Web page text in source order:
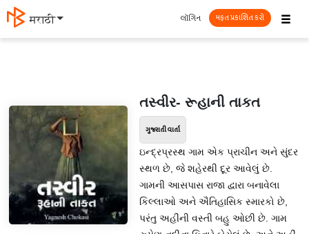
मराठी ☰
લૉગિન મફત પ્રકાશિત કરો
તસ્વીર- રૂહાની તાકત
ગુજરાતી વાર્તા
ઇન્દ્રપ્રસ્થ ગામ એક પ્રાચીન અને સુંદર
સ્થળ છે, જે શહેરથી દૂર આવેલું છે.
ગામની આસપાસ રાજા દ્વારા બનાવેલા
કિલ્લાઓ અને ઐતિહાસિક સ્મારકો છે,
પરંતુ અહીંની વસ્તી બહુ ઓછી છે. ગામ